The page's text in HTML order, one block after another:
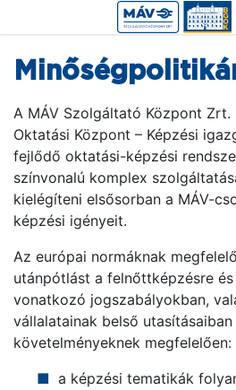
a
tartalomra
A MÁV Szolgáltató Központ Zrt.
Oktatási Központ – Képzési
fejlődő oktatási-képzési
színvonalú komplex
kielégíteni elsősorban a MÁV-
képzési igényeit.
Az európai normáknak
utánpótlást a felnőttképzésre
vonatkozó jogszabályokban,
vállalatainak belső
követelményeknek megfelelően:
a képzési tematikák